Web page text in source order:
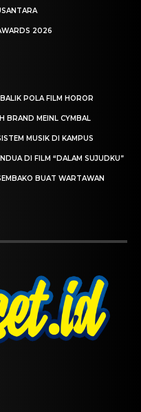
2026
POLA FILM HOROR
BRAND MEINL CYMBAL
MUSIK DI KAMPUS
DI FILM “DALAM SUJUDKU”
BUAT WARTAWAN